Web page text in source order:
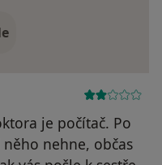
je počítač. Po
nehne, občas